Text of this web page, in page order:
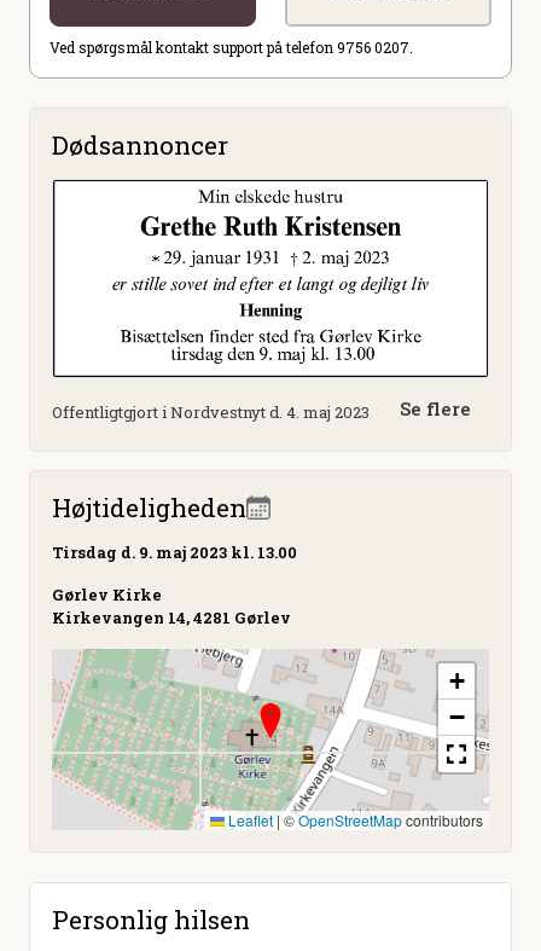
Ved spørgsmål kontakt support på telefon 9756 0207.
Dødsannoncer
Offentligtgjort i Nordvestnyt d. 4. maj 2023 Se flere
Højtideligheden
Tirsdag d. 9. maj 2023 kl. 13.00
Gørlev Kirke
Kirkevangen 14, 4281 Gørlev
+
−
Leaflet | ©OpenStreetMapcontributors
Personlig hilsen